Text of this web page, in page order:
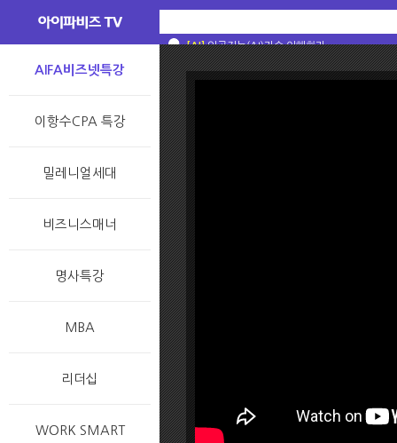
AIFA비즈넷특강
이항수CPA 특강
밀레니얼세대
비즈니스매너
명사특강
MBA
리더십
WORK SMART
[AI]인공지능(AI)기술 이해하기